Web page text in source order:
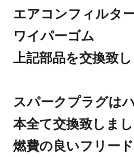
エアコンフィルタ
ワイパーゴム
上記部品を交換致し
スパークプラグは
本全て交換致しまし
燃費の良いフリー